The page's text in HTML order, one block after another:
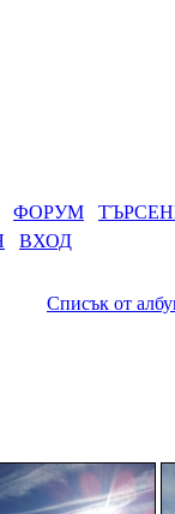
ФОРУМ
ВХОД
Списък от